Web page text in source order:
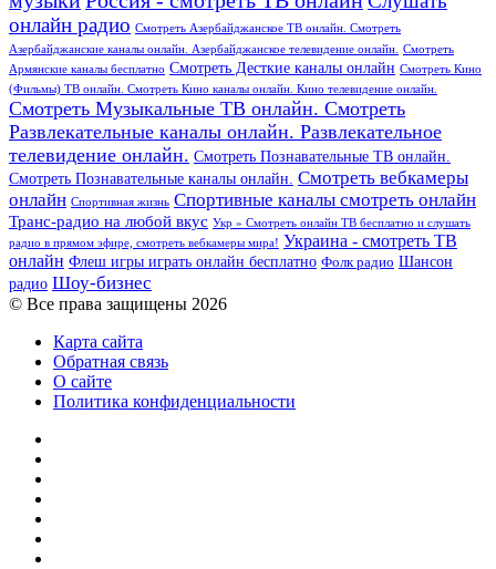
онлайн радио Смотреть Азербайджанское ТВ онлайн. Смотреть
Азербайджанские каналы онлайн. Азербайджанское телевидение онлайн. Смотреть
Армянские каналы бесплатно Смотреть Десткие каналы онлайн Смотреть Кино
(Фильмы) ТВ онлайн. Смотреть Кино каналы онлайн. Кино телевидение онлайн.
Смотреть Музыкальные ТВ онлайн. Смотреть
Развлекательные каналы онлайн. Развлекательное
телевидение онлайн. Смотреть Познавательные ТВ онлайн.
Смотреть Познавательные каналы онлайн. Смотреть вебкамеры
онлайн Спортивная жизнь Спортивные каналы смотреть онлайн
Транс-радио на любой вкус Укр » Смотреть онлайн ТВ бесплатно и слушать
радио в прямом эфире, смотреть вебкамеры мира! Украина - смотреть ТВ
онлайн Флеш игры играть онлайн бесплатно Фолк радио Шансон
радио Шоу-бизнес
© Все права защищены 2026
Карта сайта
Обратная связь
О сайте
Политика конфиденциальности